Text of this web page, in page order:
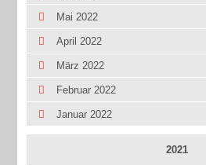
Mai 2022
April 2022
März 2022
Februar 2022
Januar 2022
2021